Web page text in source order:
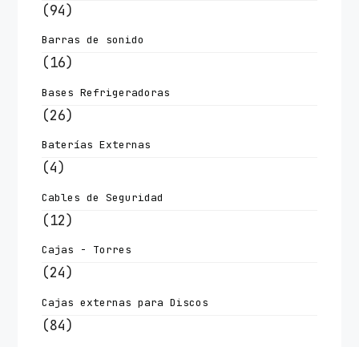
(94)
Barras de sonido
(16)
Bases Refrigeradoras
(26)
Baterías Externas
(4)
Cables de Seguridad
(12)
Cajas - Torres
(24)
Cajas externas para Discos
(84)